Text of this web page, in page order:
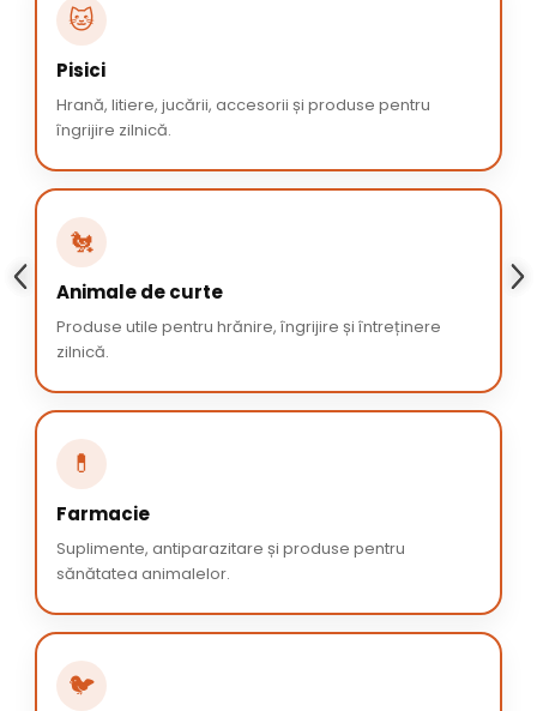
🐱
Pisici
Hrană, litiere, jucării, accesorii și produse pentru
îngrijire zilnică.
🐔
Animale de curte
Produse utile pentru hrănire, îngrijire și întreținere
zilnică.
💊
Farmacie
Suplimente, antiparazitare și produse pentru
sănătatea animalelor.
🐦